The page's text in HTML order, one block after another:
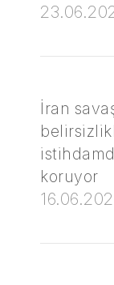
İran
koruyor